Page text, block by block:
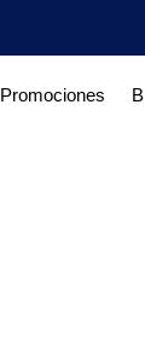
Promociones